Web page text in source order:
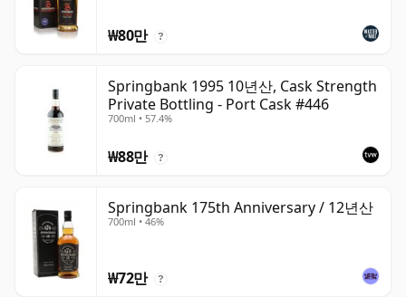
₩80만 ?
Springbank 1995 10년산, Cask Strength
Private Bottling - Port Cask #446
700ml • 57.4%
₩88만 ?
Springbank 175th Anniversary / 12년산
700ml • 46%
₩72만 ?